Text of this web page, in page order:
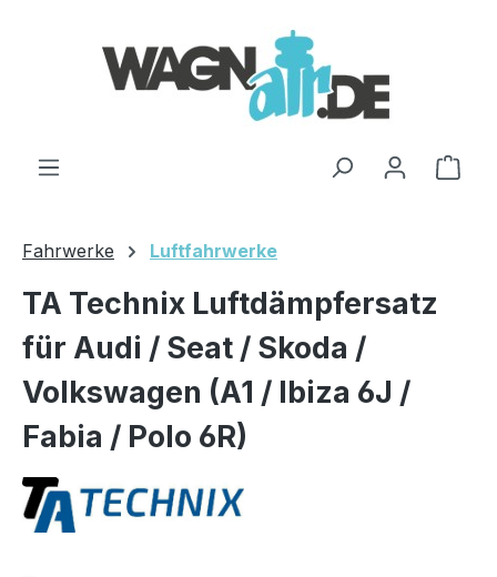
Fahrwerke Luftfahrwerke
TA Technix Luftdämpfersatz
für Audi / Seat / Skoda /
Volkswagen (A1 / Ibiza 6J /
Fabia / Polo 6R)